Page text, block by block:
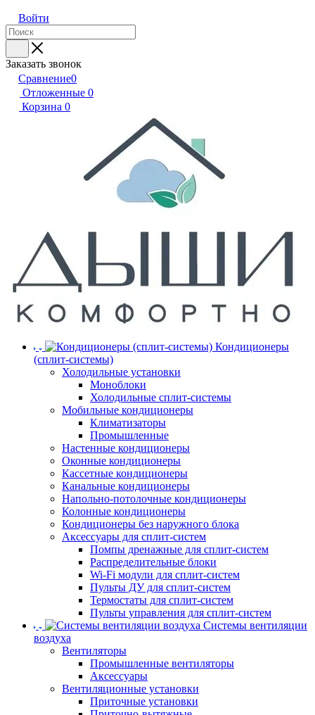
Войти
Заказать звонок
Сравнение0
Отложенные 0
Корзина 0
Кондиционеры
(сплит-системы)
Холодильные установки
Моноблоки
Холодильные сплит-системы
Мобильные кондиционеры
Климатизаторы
Промышленные
Настенные кондиционеры
Оконные кондиционеры
Кассетные кондиционеры
Канальные кондиционеры
Напольно-потолочные кондиционеры
Колонные кондиционеры
Кондиционеры без наружного блока
Аксессуары для сплит-систем
Помпы дренажные для сплит-систем
Распределительные блоки
Wi-Fi модули для сплит-систем
Пульты ДУ для сплит-систем
Термостаты для сплит-систем
Пульты управления для сплит-систем
Системы вентиляции
воздуха
Вентиляторы
Промышленные вентиляторы
Аксессуары
Вентиляционные установки
Приточные установки